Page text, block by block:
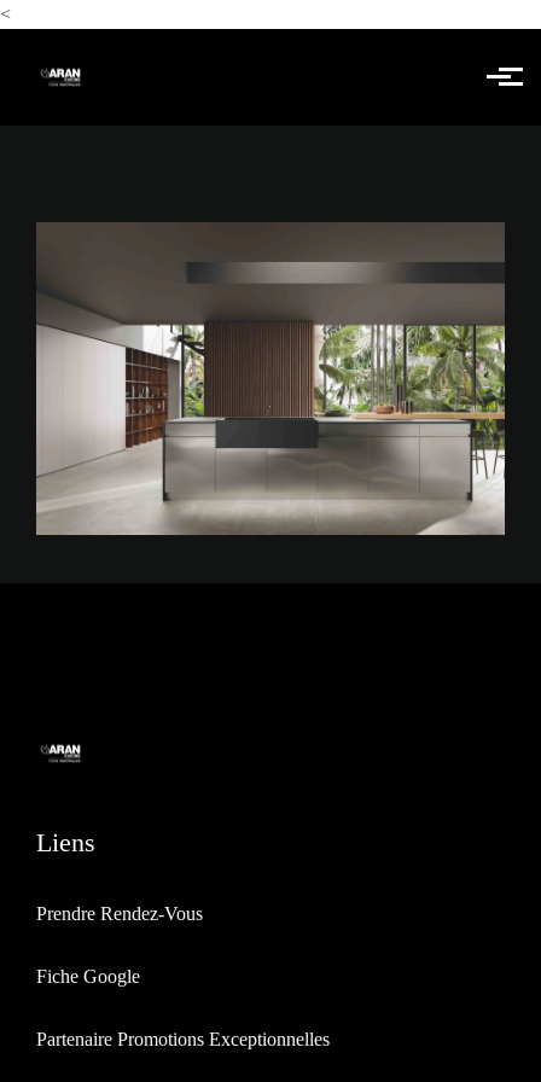
<
Liens
Prendre Rendez-Vous
Fiche Google
Partenaire Promotions Exceptionnelles